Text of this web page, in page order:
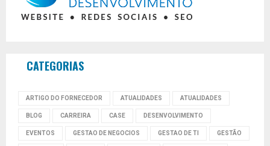
CATEGORIAS
ARTIGO DO FORNECEDOR ATUALIDADES ATUALIDADES
BLOG CARREIRA CASE DESENVOLVIMENTO
EVENTOS GESTAO DE NEGOCIOS GESTAO DE TI GESTÃO